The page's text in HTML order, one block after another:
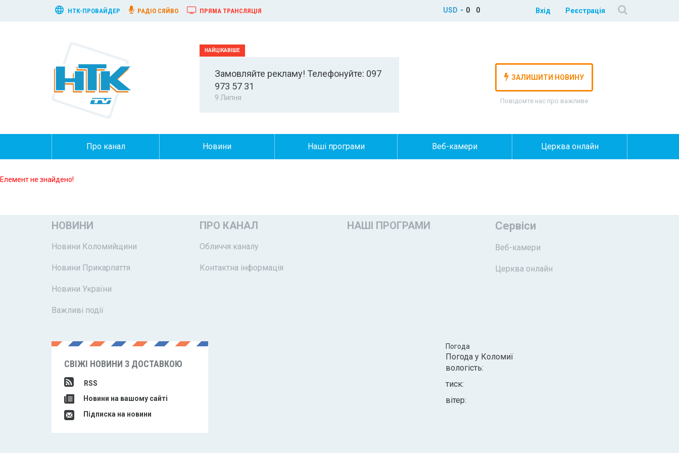
НТК-ПРОВАЙДЕР РАДІО СЯЙВО ПРЯМА ТРАНСЛЯЦІЯ USD 0 0 Вхід Реєстрація
Замовляйте рекламу! Телефонуйте: 097
973 57 31
9 Липня
ЗАЛИШИТИ НОВИНУ
Повідомте нас про важливе
Про канал Новини Наші програми Веб-камери Церква онлайн
Елемент не знайдено!
НОВИНИ
Новини Коломийщини
Новини Прикарпаття
Новини України
Важливі події
ПРО КАНАЛ
Обличчя каналу
Контактна інформація
НАШІ ПРОГРАМИ Сервіси
Веб-камери
Церква онлайн
СВІЖІ НОВИНИ З ДОСТАВКОЮ
RSS
Новини на вашому сайті
Підписка на новини
Погода
Погода у Коломиї
вологість:
тиск:
вітер: